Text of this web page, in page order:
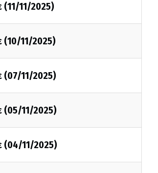
(11/11/2025)
(10/11/2025)
(07/11/2025)
(05/11/2025)
(04/11/2025)